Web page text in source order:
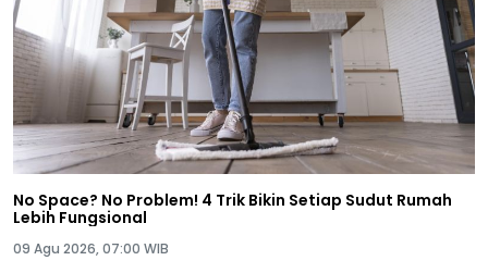
No Space? No Problem! 4 Trik Bikin Setiap Sudut Rumah
Lebih Fungsional
09 Agu 2026, 07:00 WIB